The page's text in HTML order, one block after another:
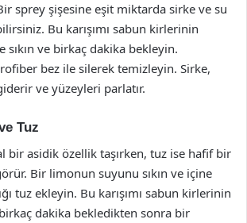
sprey şişesine eşit miktarda sirke ve su
Bu karışımı sabun kirlerinin
sıkın ve birkaç dakika bekleyin.
bez ile silerek temizleyin. Sirke,
ve yüzeyleri parlatır.
Tuz
bir asidik özellik taşırken, tuz ise hafif bir
Bir limonun suyunu sıkın ve içine
tuz ekleyin. Bu karışımı sabun kirlerinin
dakika bekledikten sonra bir